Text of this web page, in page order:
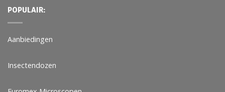
POPULAIR:
Aanbiedingen
Insectendozen